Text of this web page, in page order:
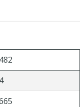
482
4